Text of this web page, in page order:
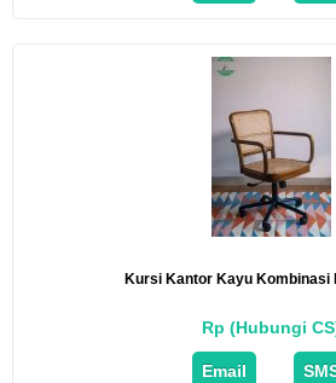
Kursi Kantor Kayu Kombinasi
Rp (Hubungi
Email